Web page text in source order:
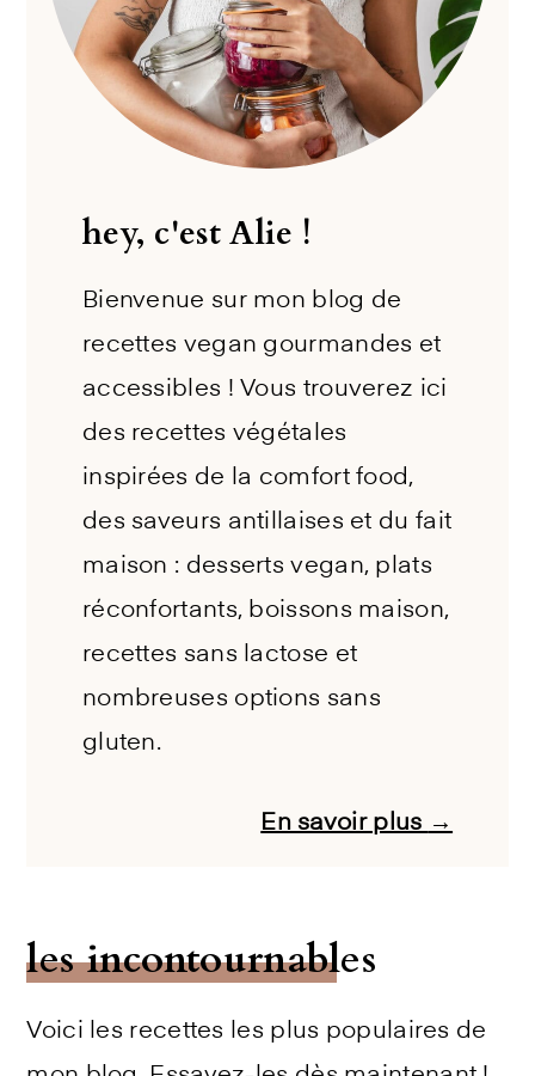
hey, c'est Alie !
Bienvenue sur mon blog de
recettes vegan gourmandes et
accessibles ! Vous trouverez ici
des recettes végétales
inspirées de la comfort food,
des saveurs antillaises et du fait
maison : desserts vegan, plats
réconfortants, boissons maison,
recettes sans lactose et
nombreuses options sans
gluten.
En savoir plus →
les incontournables
Voici les recettes les plus populaires de